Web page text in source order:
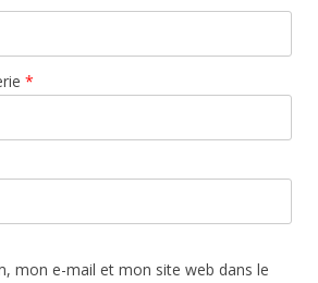
*
mon e-mail et mon site web dans le